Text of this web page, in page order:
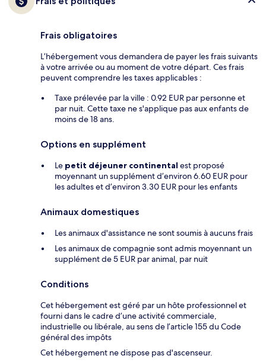
Frais obligatoires
L’hébergement vous demandera de payer les frais suivants
à votre arrivée ou au moment de votre départ. Ces frais
peuvent comprendre les taxes applicables :
Taxe prélevée par la ville : 0.92 EUR par personne et
par nuit. Cette taxe ne s'applique pas aux enfants de
moins de 18 ans.
Options en supplément
Le petit déjeuner continental est proposé
moyennant un supplément d’environ 6.60 EUR pour
les adultes et d’environ 3.30 EUR pour les enfants
Animaux domestiques
Les animaux d'assistance ne sont soumis à aucuns frais
Les animaux de compagnie sont admis moyennant un
supplément de 5 EUR par animal, par nuit
Conditions
Cet hébergement est géré par un hôte professionnel et
fourni dans le cadre d’une activité commerciale,
industrielle ou libérale, au sens de l’article 155 du Code
général des impôts
Cet hébergement ne dispose pas d'ascenseur.